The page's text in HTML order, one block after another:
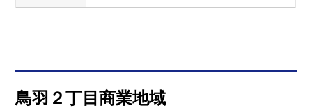
鳥羽２丁目商業地域